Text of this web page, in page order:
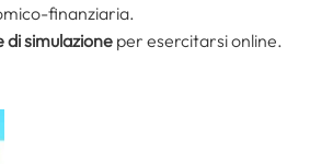
finanziaria.
simulazione per esercitarsi online.